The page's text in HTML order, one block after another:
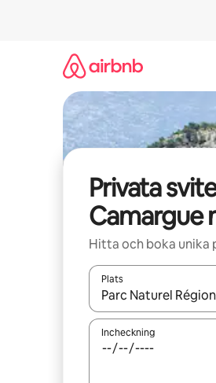
Privata
Camargue
Hitta och boka unika
Plats
När resultaten är
Incheckning